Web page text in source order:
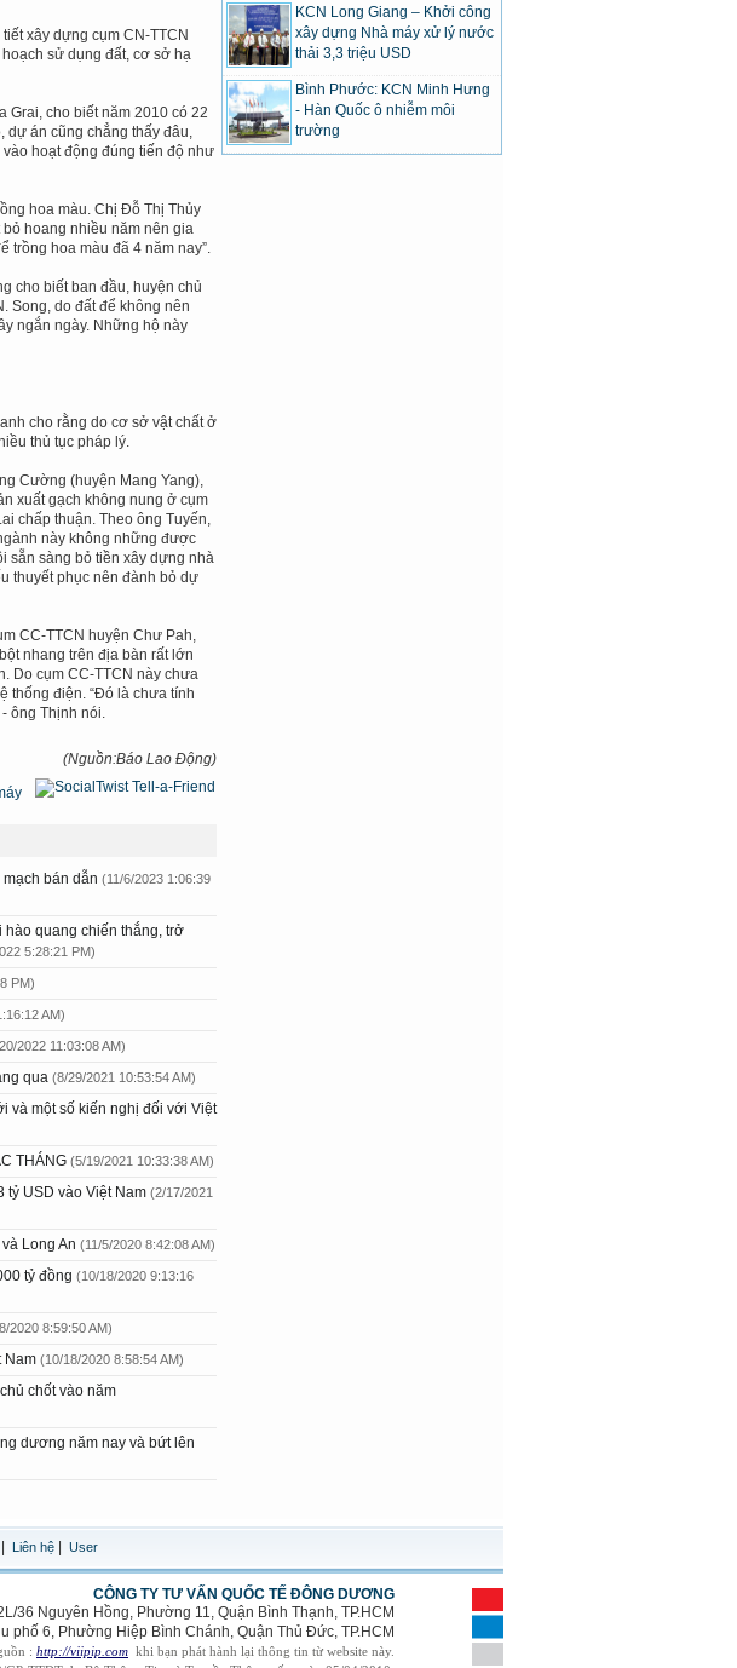
xây dựng cụm CN-TTCN
sử dụng đất, cơ sở hạ
Grai, cho biết năm 2010 có 22
dự án cũng chẳng thấy đâu,
hoạt động đúng tiến độ như
hoa màu. Chị Đỗ Thị Thủy
hoang nhiều năm nên gia
trồng hoa màu đã 4 năm nay”.
cho biết ban đầu, huyện chủ
Song, do đất để không nên
ngắn ngày. Những hộ này
cho rằng do cơ sở vật chất ở
thủ tục pháp lý.
Cường (huyện Mang Yang),
xuất gạch không nung ở cụm
chấp thuận. Theo ông Tuyến,
này không những được
sẵn sàng bỏ tiền xây dựng nhà
thuyết phục nên đành bỏ dự
CC-TTCN huyện Chư Pah,
nhang trên địa bàn rất lớn
Do cụm CC-TTCN này chưa
thống điện. “Đó là chưa tính
ông Thịnh nói.
(Nguồn:Báo Lao Động)
bán dẫn (11/6/2023 1:06:39
hào quang chiến thắng, trở
5:28:21 PM)
PM)
AM)
2022 11:03:08 AM)
qua (8/29/2021 10:53:54 AM)
và một số kiến nghị đối với Việt
THÁNG (5/19/2021 10:33:38 AM)
tỷ USD vào Việt Nam (2/17/2021
Long An (11/5/2020 8:42:08 AM)
tỷ đồng (10/18/2020 9:13:16
2020 8:59:50 AM)
Nam (10/18/2020 8:58:54 AM)
chốt vào năm
dương năm nay và bứt lên
KCN Long Giang – Khởi công
xây dựng Nhà máy xử lý nước
thải 3,3 triệu USD
Bình Phước: KCN Minh Hưng
- Hàn Quốc ô nhiễm môi
trường
Liên hệ User
CÔNG TY TƯ VẤN QUỐC TẾ ĐÔNG DƯƠNG
36 Nguyên Hồng, Phường 11, Quận Bình Thạnh, TP.HCM
phố 6, Phường Hiệp Bình Chánh, Quận Thủ Đức, TP.HCM
: http://viipip.com khi bạn phát hành lại thông tin từ website này.